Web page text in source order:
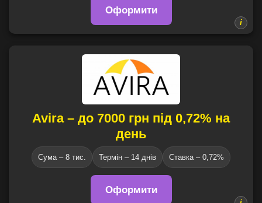
Оформити
Avira – до 7000 грн під 0,72% на
день
Сума – 8 тис. Термін – 14 днів Ставка – 0,72%
Оформити